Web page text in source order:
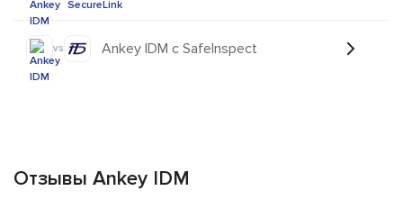
vs Ankey IDM с SafeInspect
Отзывы Ankey IDM